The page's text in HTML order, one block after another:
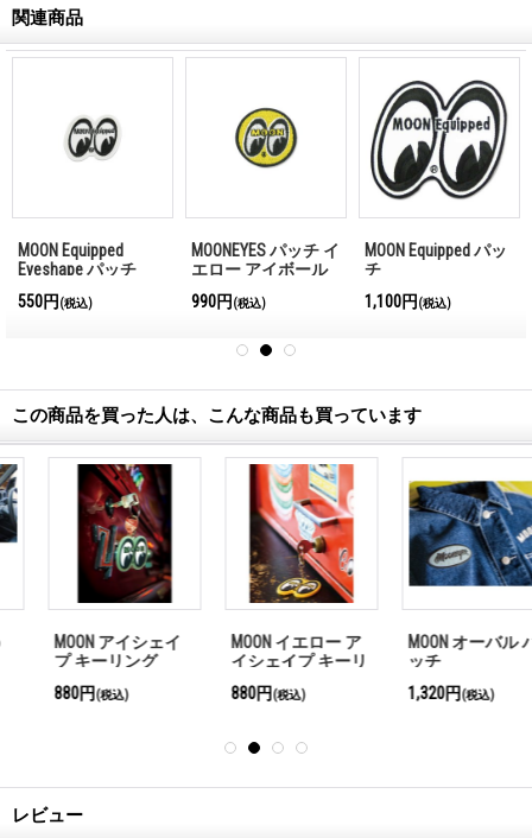
関連商品
MOON Equipped
Eyeshape パッチ
550円 (税込)
MOONEYES パッチ イ
エロー アイボール
990円 (税込)
MOON Equipped パッ
チ
1,100円 (税込)
この商品を買った人は、こんな商品も買っています
MOON イエロー ア
イシェイプ キーリ
880円(税込)
MOON オーバル パ
1,320円(税込)
MOON Equipped ア
イシェイプ ボア コ
13,860円(税込)
レビュー